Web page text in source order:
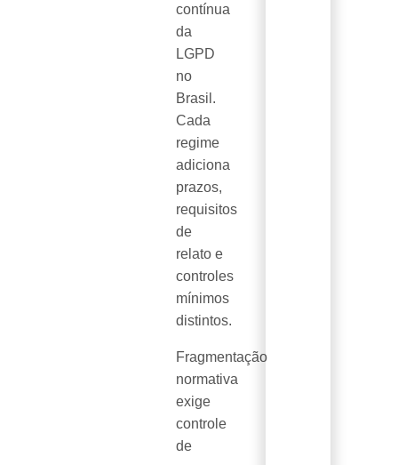
contínua
da
LGPD
no
Brasil.
Cada
regime
adiciona
prazos,
requisitos
de
relato e
controles
mínimos
distintos.
Fragmentação
normativa
exige
controle
de